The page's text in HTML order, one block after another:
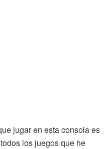
jugar en esta consola es
los juegos que he